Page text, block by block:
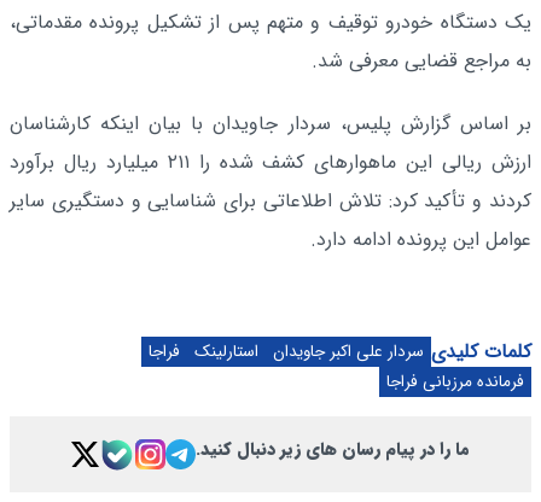
یک دستگاه خودرو توقیف و متهم پس از تشکیل پرونده مقدماتی،
به مراجع قضایی معرفی شد.
بر اساس گزارش پلیس، سردار جاویدان با بیان اینکه کارشناسان
ارزش ریالی این ماهوارهای کشف شده را ۲۱۱ میلیارد ریال برآورد
کردند و تأکید کرد: تلاش اطلاعاتی برای شناسایی و دستگیری سایر
عوامل این پرونده ادامه دارد.
کلمات کلیدی سردار علی اکبر جاویدان استارلینک
فراجا
فرمانده مرزبانی فراجا
ما را در پیام رسان های زیر دنبال کنید.